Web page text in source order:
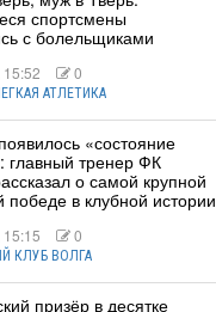
спортсмены
с болельщиками
0
АТЛЕТИКА
«состояние
главный тренер ФК
о самой крупной
в клубной истории
0
КЛУБ ВОЛГА
призёр в десятке